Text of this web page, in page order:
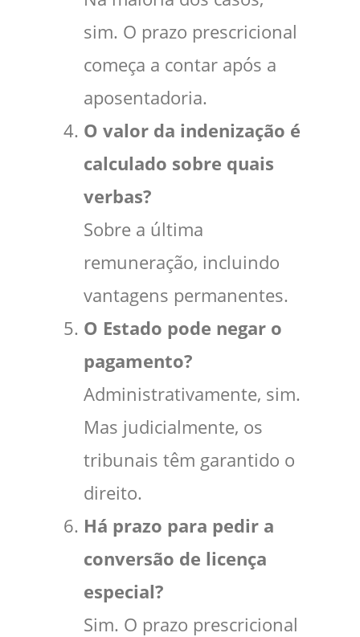
sim. O prazo prescricional
começa a contar após a
aposentadoria.
O valor da indenização é
calculado sobre quais
verbas?
Sobre a última
remuneração, incluindo
vantagens permanentes.
O Estado pode negar o
pagamento?
Administrativamente, sim.
Mas judicialmente, os
tribunais têm garantido o
direito.
Há prazo para pedir a
conversão de licença
especial?
Sim. O prazo prescricional